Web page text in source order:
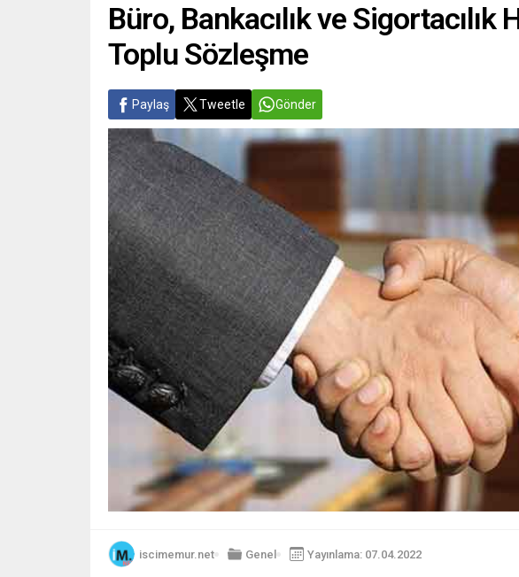
Büro, Bankacılık ve
Toplu Sözleşme
Paylaş Tweetle Gönder
iscimemur.net Genel Yayınlama: 07.04.2022